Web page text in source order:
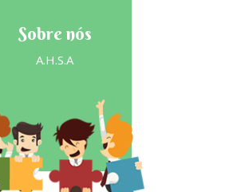
Sobre nós
A.H.S.A